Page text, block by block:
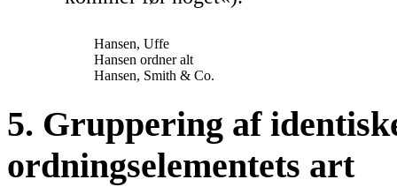
Hansen, Uffe
Hansen ordner alt
Hansen, Smith & Co.
5. Gruppering af
ordningselementets art